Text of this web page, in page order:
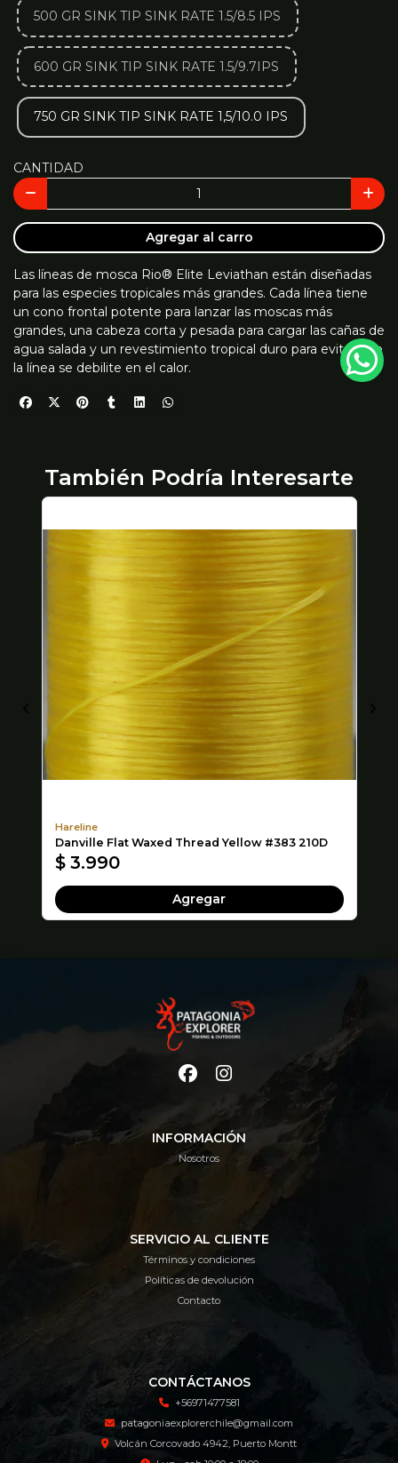
500 GR SINK TIP SINK RATE 1.5/8.5 IPS
600 GR SINK TIP SINK RATE 1.5/9.7IPS
750 GR SINK TIP SINK RATE 1,5/10.0 IPS
CANTIDAD
Agregar al carro
Las líneas de mosca Rio® Elite Leviathan están diseñadas
para las especies tropicales más grandes. Cada línea tiene
un cono frontal potente para lanzar las moscas más
grandes, una cabeza corta y pesada para cargar las cañas de
agua salada y un revestimiento tropical duro para evitar que
la línea se debilite en el calor.
También Podría Interesarte
Hareline
Danville Flat Waxed Thread Yellow #383 210D
$ 3.990
Agregar
INFORMACIÓN
Nosotros
SERVICIO AL CLIENTE
Términos y condiciones
Políticas de devolución
Contacto
CONTÁCTANOS
+56971477581
patagoniaexplorerchile@gmail.com
Volcán Corcovado 4942, Puerto Montt